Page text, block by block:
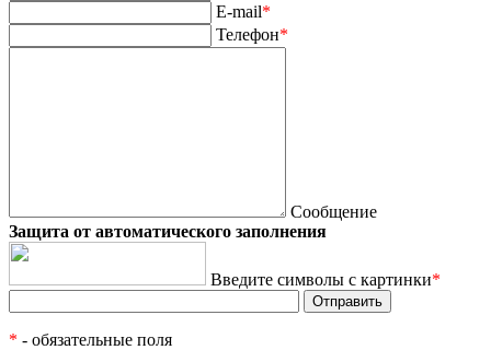
E-mail*
Телефон*
Сообщение
Защита от автоматического заполнения
Введите символы с картинки*
* - обязательные поля